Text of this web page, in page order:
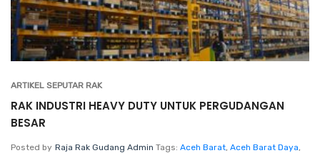
ARTIKEL SEPUTAR RAK
RAK INDUSTRI HEAVY DUTY UNTUK PERGUDANGAN
BESAR
Posted by Raja Rak Gudang Admin Tags: Aceh Barat, Aceh Barat Daya,